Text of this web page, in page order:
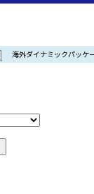
海外ダイナミックパッケ